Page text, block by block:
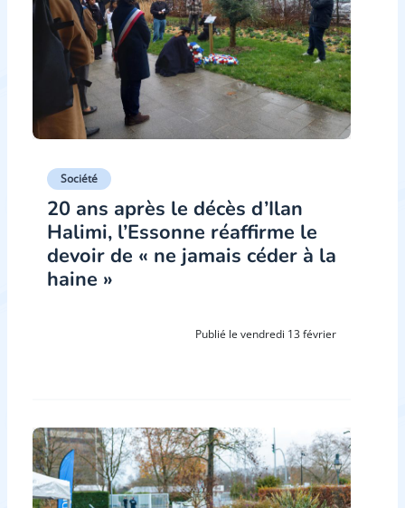
Société
20 ans après le décès d’Ilan
Halimi, l’Essonne réaffirme le
devoir de « ne jamais céder à la
haine »
Publié le vendredi 13 février